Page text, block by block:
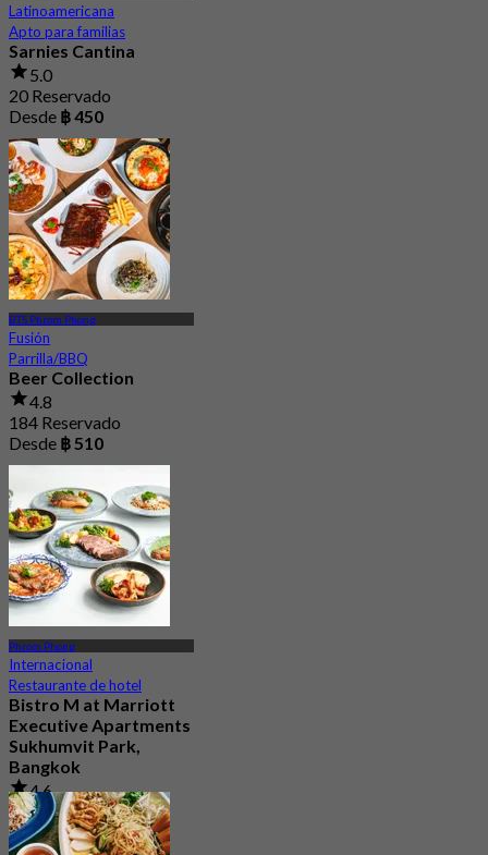
Latinoamericana
Apto para familias
Sarnies Cantina
5.0
20 Reservado
Desde ฿ 450
BTS Phrom Phong
Fusión
Parrilla/BBQ
Beer Collection
4.8
184 Reservado
Desde ฿ 510
Phrom Phong
Internacional
Restaurante de hotel
Bistro M at Marriott
Executive Apartments
Sukhumvit Park,
Bangkok
4.6
783 Reservado
Desde ฿ 790